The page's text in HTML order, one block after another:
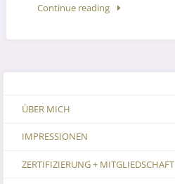
Continue reading
ÜBER MICH
IMPRESSIONEN
ZERTIFIZIERUNG + MITGLIEDSCHAFT